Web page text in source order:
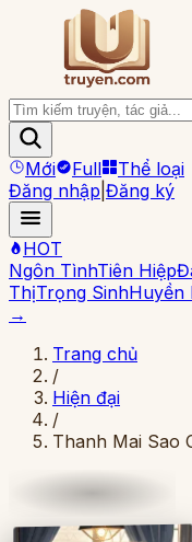
Mới Full
Thể loại
Đăng nhập Đăng ký
HOT
Ngôn TìnhTiên Hiệp
ThịTrọng SinhHuyền
→
Trang chủ
/
Hiện đại
/
Thanh Mai Sao